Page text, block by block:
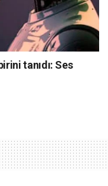
tanıdı: Ses